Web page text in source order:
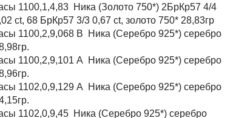
1100,1,4,83 Ника (Золото 750*) 2БрКр57 4/4
ct, 68 БрКр57 3/3 0,67 ct, золото 750* 28,83гр
1100,2,9,068 В Ника (Серебро 925*) серебро
1100,2,9,101 А Ника (Серебро 925*) серебро
1102,0,9,129 А Ника (Серебро 925*) серебро
1102,0,9,45 Ника (Серебро 925*) серебро